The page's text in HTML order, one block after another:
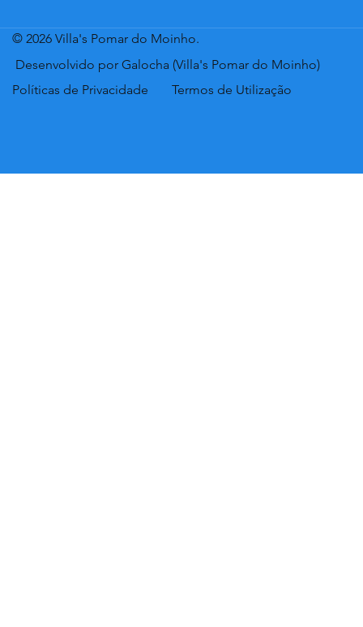
© 2026 Villa's Pomar do Moinho.
Desenvolvido por Galocha (Villa's Pomar do Moinho)
Políticas de Privacidade
Termos de Utilização